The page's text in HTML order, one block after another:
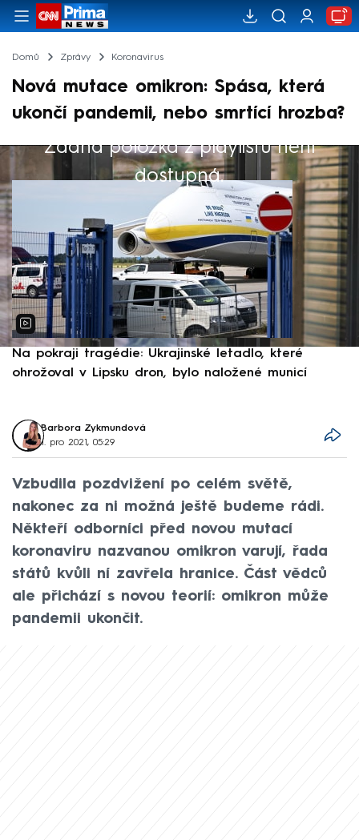
Domů Zprávy Koronavirus
Nová mutace omikron: Spása, která
ukončí pandemii, nebo smrtící hrozba?
Žádná položka z playlistu není
dostupná.
Výběr redakce
Na pokraji tragédie: Ukrajinské letadlo, které
ohrožoval v Lipsku dron, bylo naložené municí
Barbora Zykmundová
1. pro 2021, 05:29
Vzbudila pozdvižení po celém světě,
nakonec za ni možná ještě budeme rádi.
Někteří odborníci před novou mutací
koronaviru nazvanou omikron varují, řada
států kvůli ní zavřela hranice. Část vědců
ale přichází s novou teorií: omikron může
pandemii ukončit.